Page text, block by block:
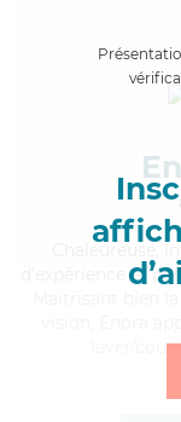
,
d'expérience et
lever/